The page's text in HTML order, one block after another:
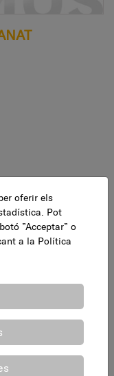
d'olors.
AFEGEIX
oferir els
Pot
”Acceptar” o
a la Política